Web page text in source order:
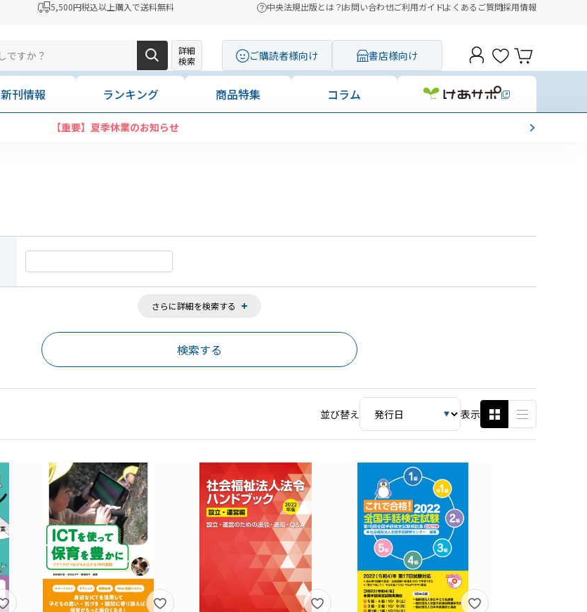
5,500円税込以上購入で送料無料 中央法規出版とは？お問い合わせご利用ガイドよくあるご質問採用情報
詳細
検索
ご購読者様向け 書店様向け
新刊情報 ランキング 商品特集 コラム
コンビニ決済に「セブンイレブン」を追加いたしました
さらに詳細を検索する
並び替え 表示